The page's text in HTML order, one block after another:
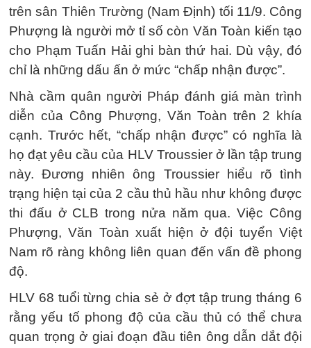
trên sân Thiên Trường (Nam Định) tối 11/9. Công
Phượng là người mở tỉ số còn Văn Toàn kiến tạo
cho Phạm Tuấn Hải ghi bàn thứ hai. Dù vậy, đó
chỉ là những dấu ấn ở mức “chấp nhận được”.
Nhà cầm quân người Pháp đánh giá màn trình
diễn của Công Phượng, Văn Toàn trên 2 khía
cạnh. Trước hết, “chấp nhận được” có nghĩa là
họ đạt yêu cầu của HLV Troussier ở lần tập trung
này. Đương nhiên ông Troussier hiểu rõ tình
trạng hiện tại của 2 cầu thủ hầu như không được
thi đấu ở CLB trong nửa năm qua. Việc Công
Phượng, Văn Toàn xuất hiện ở đội tuyển Việt
Nam rõ ràng không liên quan đến vấn đề phong
độ.
HLV 68 tuổi từng chia sẻ ở đợt tập trung tháng 6
rằng yếu tố phong độ của cầu thủ có thể chưa
quan trọng ở giai đoạn đầu tiên ông dẫn dắt đội